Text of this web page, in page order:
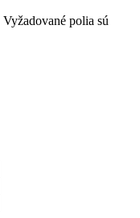
Vyžadované polia sú